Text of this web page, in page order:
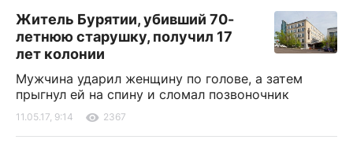
Житель Бурятии, убивший 70-
летнюю старушку, получил 17
лет колонии
Мужчина ударил женщину по голове, а затем
прыгнул ей на спину и сломал позвоночник
11.05.17, 9:14 2367